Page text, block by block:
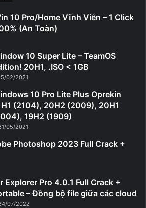
10 Pro/Home Vĩnh Viễn – 1 Click
(An Toàn)
10 Super Lite – TeamOS
20H1, .ISO < 1GB
02/2021
10 Pro Lite Plus Oprekin
(2104), 20H2 (2009), 20H1
19H2 (1909)
05/2021
Photoshop 2023 Full Crack +
Explorer Pro 4.0.1 Full Crack +
– Đồng bộ file giữa các cloud
07/2022